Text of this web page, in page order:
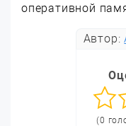
оперативной
Автор:
(0